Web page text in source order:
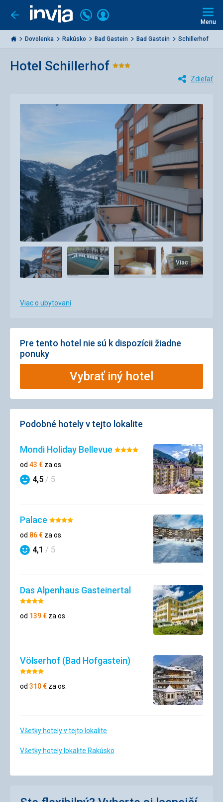
Ísť
späť
Invia.sk
Volajte
+421
2
3221
Prihlásiť
Menu
Dovolenka Rakúsko Bad Gastein Bad Gastein Schillerhof
Hotel Schillerhof Hodnotenie:
Zdieľať
Viac
Viac o ubytovaní
Pre tento hotel nie sú k dispozícii žiadne
ponuky
Vybrať iný hotel
Podobné hotely v tejto lokalite
Mondi Holiday Bellevue Hodnotenie:
od 43 € za os.
Hodnotenie
4,5 / 5
Palace Hodnotenie:
4/5
od 86€ za os.
Hodnotenie
4,1 / 5
Das Alpenhaus Gasteinertal
Hodnotenie:
4/5
od 139€ za os.
Völserhof (Bad Hofgastein)
Hodnotenie:
4/5
od 310€ za os.
Všetky hotely v tejto lokalite
Všetky hotely lokalite Rakúsko